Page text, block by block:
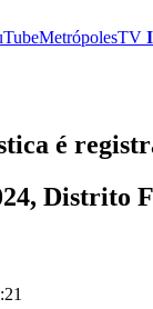
MetrópolesTV
é
Distrito